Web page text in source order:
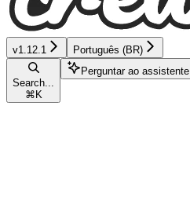
v1.12.1 Português (BR)
Search...
⌘ K
Perguntar ao assistente